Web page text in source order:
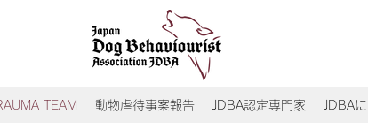
TEAM 動物虐待事案報告 JDBA認定専門家 JDBA